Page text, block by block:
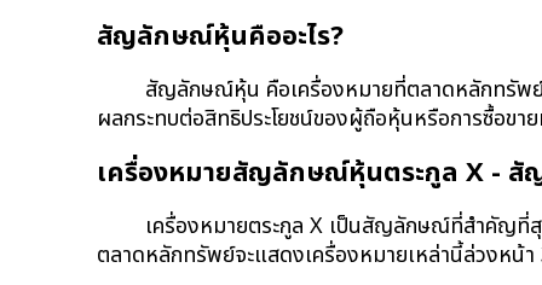
สัญลักษณ์หุ้นคืออะไร?
สัญลักษณ์หุ้น คือเครื่องหมายที่ตลาดหลักทรัพ
ผลกระทบต่อสิทธิประโยชน์ของผู้ถือหุ้นหรือการซื้อขา
เครื่องหมายสัญลักษณ์หุ้นตระกูล X - สั
เครื่องหมายตระกูล X เป็นสัญลักษณ์ที่สำคัญที่
ตลาดหลักทรัพย์จะแสดงเครื่องหมายเหล่านี้ล่วงหน้